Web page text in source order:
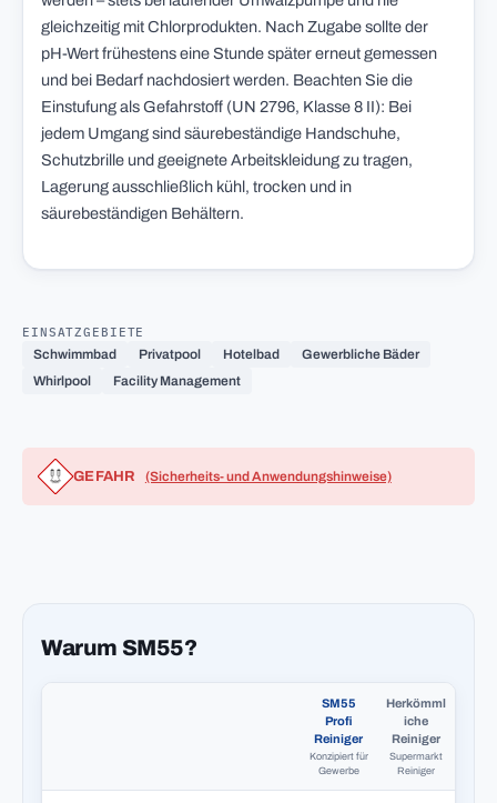
gleichzeitig mit Chlorprodukten. Nach Zugabe sollte der
pH-Wert frühestens eine Stunde später erneut gemessen
und bei Bedarf nachdosiert werden. Beachten Sie die
Einstufung als Gefahrstoff (UN 2796, Klasse 8 II): Bei
jedem Umgang sind säurebeständige Handschuhe,
Schutzbrille und geeignete Arbeitskleidung zu tragen,
Lagerung ausschließlich kühl, trocken und in
säurebeständigen Behältern.
EINSATZGEBIETE
Schwimmbad
Privatpool Hotelbad
Gewerbliche Bäder
Whirlpool
Facility Management
GEFAHR (Sicherheits- und Anwendungshinweise)
Warum SM55?
SM55
Profi
Reiniger
Konzipiert für
Gewerbe
Herkömml
iche
Reiniger
Supermarkt
Reiniger